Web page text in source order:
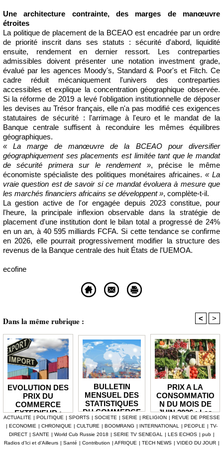
Une architecture contrainte, des marges de manœuvre
étroites
La politique de placement de la BCEAO est encadrée par un ordre
de priorité inscrit dans ses statuts : sécurité d'abord, liquidité
ensuite, rendement en dernier ressort. Les contreparties
admissibles doivent présenter une notation investment grade,
évalué par les agences Moody's, Standard & Poor's et Fitch. Ce
cadre réduit mécaniquement l'univers des contreparties
accessibles et explique la concentration géographique observée.
Si la réforme de 2019 a levé l'obligation institutionnelle de déposer
les devises au Trésor français, elle n'a pas modifié ces exigences
statutaires de sécurité : l'arrimage à l'euro et le mandat de la
Banque centrale suffisent à reconduire les mêmes équilibres
géographiques.
« La marge de manœuvre de la BCEAO pour diversifier
géographiquement ses placements est limitée tant que le mandat
de sécurité primera sur le rendement », précise le même
économiste spécialiste des politiques monétaires africaines. « La
vraie question est de savoir si ce mandat évoluera à mesure que
les marchés financiers africains se développent », complète-t-il.
La gestion active de l'or engagée depuis 2023 constitue, pour
l'heure, la principale inflexion observable dans la stratégie de
placement d'une institution dont le bilan total a progressé de 24%
en un an, à 40 595 milliards FCFA. Si cette tendance se confirme
en 2026, elle pourrait progressivement modifier la structure des
revenus de la Banque centrale des huit États de l'UEMOA.
ecofine
Dans la même rubrique : < >
EVOLUTION DES
PRIX DU
COMMERCE
EXTERIEUR :
Les prix des
produits
importés en
hausse de 3,1%
BULLETIN
MENSUEL DES
STATISTIQUES
DU COMMERCE
EXTERIEUR : Le
déficit
commercial se
creuse à -13,3
PRIX A LA
CONSOMMATIO
N DU MOIS DE
JUIN 2026 : Les
prix à la
consommation
sont restés
stables en
ACTUALITE | POLITIQUE | SPORTS | SOCIETE | SERIE | RELIGION | REVUE DE PRESSE
| ECONOMIE | CHRONIQUE | CULTURE | BOOMRANG | INTERNATIONAL | PEOPLE | TV-
DIRECT | SANTE | World Cub Russie 2018 | SERIE TV SENEGAL | LES ECHOS | pub |
Radios d’Ici et d’Ailleurs | Santé | Contribution | AFRIQUE | TECH NEWS | VIDEO DU JOUR |